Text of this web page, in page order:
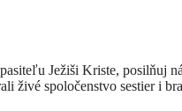
Kriste, posilňuj nás
živé spoločenstvo sestier i